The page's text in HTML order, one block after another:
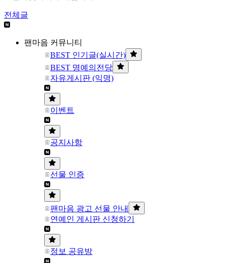
전체글
팬마음 커뮤니티
BEST 인기글(실시간)
BEST 명예의전당
자유게시판 (익명)
이벤트
공지사항
선물 인증
팬마음 광고 선물 안내
연예인 게시판 신청하기
정보 공유방